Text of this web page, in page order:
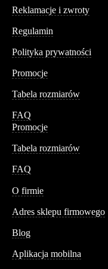
Reklamacje i zwroty
Regulamin
Polityka prywatności
Promocje
Tabela rozmiarów
FAQ
Promocje
Tabela rozmiarów
FAQ
O firmie
Adres sklepu firmowego
Blog
Aplikacja mobilna